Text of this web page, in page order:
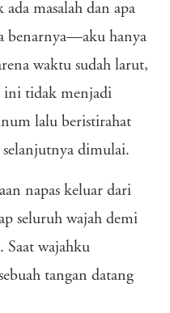
masalah dan apa
benarnya—aku hanya
waktu sudah larut,
ini tidak menjadi
lalu beristirahat
selanjutnya dimulai.
napas keluar dari
seluruh wajah demi
Saat wajahku
tangan datang